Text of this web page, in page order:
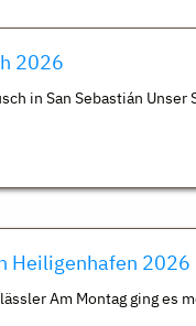
2026
in San Sebastián
Heiligenhafen 2026
Am Montag ging es